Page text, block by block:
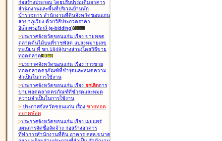
ก่อสร้างประกอบ โดยปรับปรุง่อเติมอาคาร
สำนักงานและพื้นที่บริเวณบ้านพัก
ข้าราชการ สำนักงานที่ดินจังหวัดขอนแก่น
สาขาภูเวียง ด้วยวิธีประกวดราคา
อิเล็กทรอนิกส์ (e-bidding)
>ประกาศจังหวัดขอนแก่น เรื่อง ขายทอด
ตลาดต้นไม้บนที่ราชพัสดุ แปลงหมายเลข
ทะเบียน ที่ ขก.1849(บางส่วน)โดยวิธีขาย
ทอดตลาด
>ประกาศจังหวัดขอนแก่น เรื่อง การขาย
ทอดตลาดครุภัณฑ์ที่ชำรุดและหมดความ
จำเป็นในการใช้งาน
>ประกาศจังหวัดขอนแก่น เรื่อง ยกเลิกการ
ขายทอดตลาดครุภัณฑ์ที่ชำรุดและหมด
ความจำเป็นในการใช้งาน
> ประกาศจังหวัดขอนแก่น เรื่อง ขายทอด
ตลาดพัสดุ
>ประกาศจังหวัดขอนแก่น เรื่อง เผยแพร่
แผนการจัดซื้อจัดจ้าง ก่อสร้างอาคาร
ที่ทำการสำนักงานที่ดิน อาคาร คสล.ขนาด